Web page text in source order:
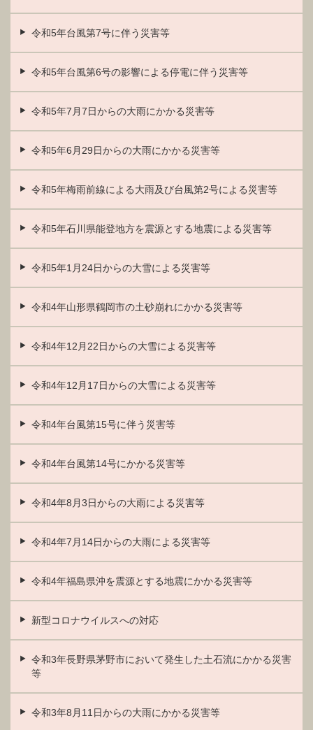
令和5年台風第7号に伴う災害等
令和5年台風第6号の影響による停電に伴う災害等
令和5年7月7日からの大雨にかかる災害等
令和5年6月29日からの大雨にかかる災害等
令和5年梅雨前線による大雨及び台風第2号による災害等
令和5年石川県能登地方を震源とする地震による災害等
令和5年1月24日からの大雪による災害等
令和4年山形県鶴岡市の土砂崩れにかかる災害等
令和4年12月22日からの大雪による災害等
令和4年12月17日からの大雪による災害等
令和4年台風第15号に伴う災害等
令和4年台風第14号にかかる災害等
令和4年8月3日からの大雨による災害等
令和4年7月14日からの大雨による災害等
令和4年福島県沖を震源とする地震にかかる災害等
新型コロナウイルスへの対応
令和3年長野県茅野市において発生した土石流にかかる災害
等
令和3年8月11日からの大雨にかかる災害等